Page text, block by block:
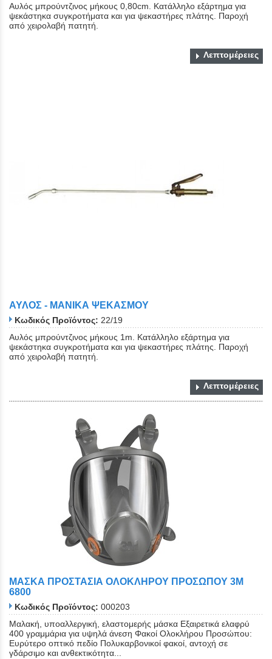
Αυλός μπρούντζινος μήκους 0,80cm. Κατάλληλο εξάρτημα για
ψεκάστηκα συγκροτήματα και για ψεκαστήρες πλάτης. Παροχή
από χειρολαβή πατητή.
Λεπτομέρειες
ΑΥΛΟΣ - ΜΑΝΙΚΑ ΨΕΚΑΣΜΟΥ
Κωδικός Προϊόντος: 22/19
Αυλός μπρούντζινος μήκους 1m. Κατάλληλο εξάρτημα για
ψεκάστηκα συγκροτήματα και για ψεκαστήρες πλάτης. Παροχή
από χειρολαβή πατητή.
Λεπτομέρειες
ΜΑΣΚΑ ΠΡΟΣΤΑΣΙΑ ΟΛΟΚΛΗΡΟΥ ΠΡΟΣΩΠΟΥ 3Μ
6800
Κωδικός Προϊόντος: 000203
Μαλακή, υποαλλεργική, ελαστομερής μάσκα Εξαιρετικά ελαφρύ
400 γραμμάρια για υψηλά άνεση Φακοί Ολοκλήρου Προσώπου:
Ευρύτερο οπτικό πεδίο Πολυκαρβονικοί φακοί, αντοχή σε
γδάρσιμο και ανθεκτικότητα...